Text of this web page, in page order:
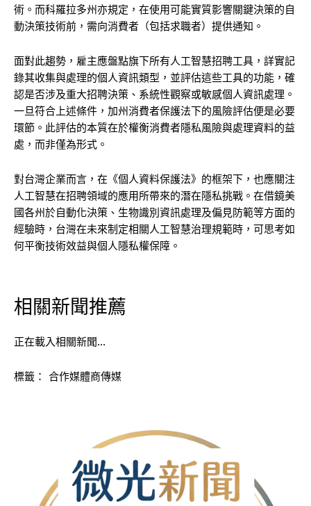
術。而科羅拉多州亦規定，在使用可能實質影響關鍵決策的自
動決策技術前，需向消費者（包括求職者）提供通知。
面對此趨勢，雇主應盤點旗下所有人工智慧招聘工具，詳實記
錄其收集與處理的個人資訊類型，並評估這些工具的功能，確
認是否涉及重大招聘決策、系統性觀察或敏感個人資訊處理。
一旦符合上述條件，加州消費者保護法下的風險評估便是必要
環節。此評估的本質在於權衡消費者隱私風險與處理資料的益
處，而非僅為形式。
對台灣企業而言，在《個人資料保護法》的框架下，也應關注
人工智慧在招聘領域的應用所帶來的潛在隱私挑戰。在借鏡美
國各州於自動化決策、生物識別資訊處理及偏見防範等方面的
經驗時，台灣在未來制定相關人工智慧治理規範時，可思考如
何平衡技術效益與個人隱私權保障。
相關新聞推薦
正在載入相關新聞…
標籤： 合作媒體商傳媒